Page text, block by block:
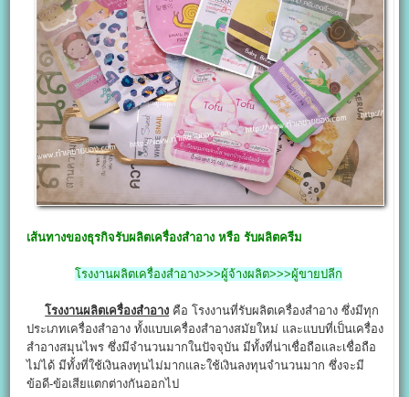
เส้นทางของธุรกิจรับผลิตเครื่องสําอาง หรือ รับผลิตครีม
โรงงานผลิตเครื่องสําอาง>>>ผู้จ้างผลิต>>>ผู้ขายปลีก
โรงงานผลิตเครื่องสําอาง คือ โรงงานที่รับผลิตเครื่องสำอาง ซึ่งมีทุก
ประเภทเครื่องสำอาง ทั้งแบบเครื่องสำอางสมัยใหม่ และแบบที่เป็นเครื่อง
สำอางสมุนไพร ซึ่งมีจำนวนมากในปัจจุบัน มีทั้งที่น่าเชื่อถือและเชื่อถือ
ไม่ได้ มีทั้งที่ใช้เงินลงทุนไม่มากและใช้เงินลงทุนจำนวนมาก ซึ่งจะมี
ข้อดี-ข้อเสียแตกต่างกันออกไป